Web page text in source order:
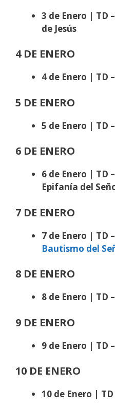
3 de Enero | TD
de Jesús
4 DE ENERO
4 de Enero | TD –
5 DE ENERO
5 de Enero | TD –
6 DE ENERO
6 de Enero | TD
Epifanía del
7 DE ENERO
7 de Enero | TD –
Bautismo del
8 DE ENERO
8 de Enero | TD –
9 DE ENERO
9 de Enero | TD –
10 DE ENERO
10 de Enero | TD